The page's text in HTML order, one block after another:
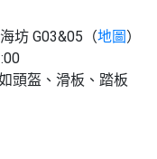
坊 G03&05（地圖）
頭盔、滑板、踏板